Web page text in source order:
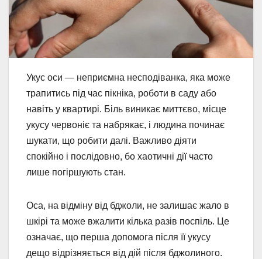
Укус оси — неприємна несподіванка, яка може
трапитись під час пікніка, роботи в саду або
навіть у квартирі. Біль виникає миттєво, місце
укусу червоніє та набрякає, і людина починає
шукати, що робити далі. Важливо діяти
спокійно і послідовно, бо хаотичні дії часто
лише погіршують стан.
Оса, на відміну від бджоли, не залишає жало в
шкірі та може вжалити кілька разів поспіль. Це
означає, що перша допомога після її укусу
дещо відрізняється від дій після бджолиного.